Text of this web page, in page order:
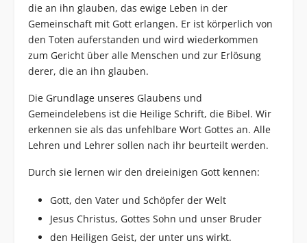
die an ihn glauben, das ewige Leben in der
Gemeinschaft mit Gott erlangen. Er ist körperlich von
den Toten auferstanden und wird wiederkommen
zum Gericht über alle Menschen und zur Erlösung
derer, die an ihn glauben.
Die Grundlage unseres Glaubens und
Gemeindelebens ist die Heilige Schrift, die Bibel. Wir
erkennen sie als das unfehlbare Wort Gottes an. Alle
Lehren und Lehrer sollen nach ihr beurteilt werden.
Durch sie lernen wir den dreieinigen Gott kennen:
Gott, den Vater und Schöpfer der Welt
Jesus Christus, Gottes Sohn und unser Bruder
den Heiligen Geist, der unter uns wirkt.